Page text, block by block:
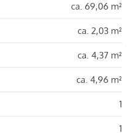
ca. 69,06 m²
ca. 2,03 m²
ca. 4,37 m²
ca. 4,96 m²
1
1